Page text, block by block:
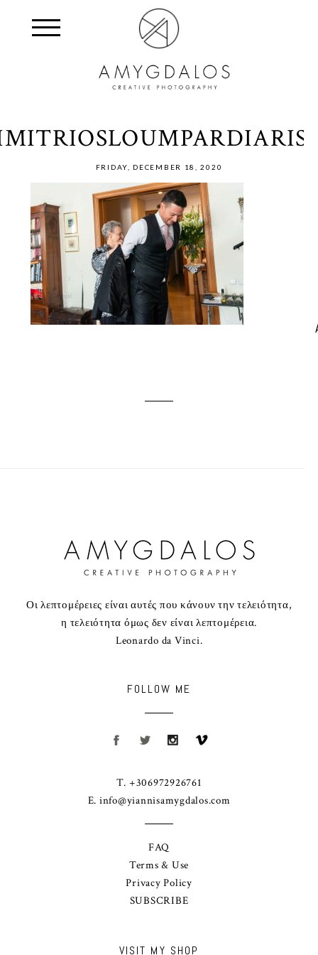
FRIDAY, DECEMBER 18, 2020
VISIT MY SHOP
Οι λεπτομέρειες είναι αυτές που κάνουν την τελειότητα,
η τελειότητα όμως δεν είναι λεπτομέρεια.
Leonardo da Vinci.
FOLLOW ME
T. +306972926761
E. info@yiannisamygdalos.com
FAQ
Terms & Use
Privacy Policy
SUBSCRIBE